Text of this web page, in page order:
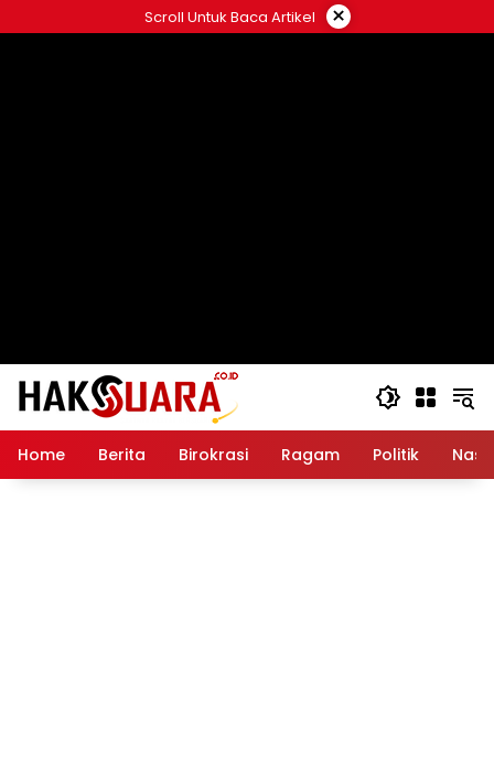
ke
Scroll Untuk Baca Artikel ×
Home Berita Birokrasi Ragam Politik